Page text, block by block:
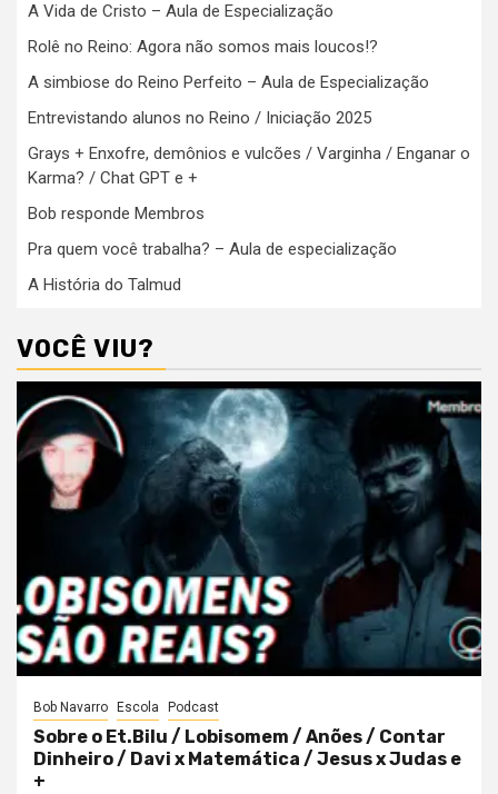
A Vida de Cristo – Aula de Especialização
Rolê no Reino: Agora não somos mais loucos!?
A simbiose do Reino Perfeito – Aula de Especialização
Entrevistando alunos no Reino / Iniciação 2025
Grays + Enxofre, demônios e vulcões / Varginha / Enganar o
Karma? / Chat GPT e +
Bob responde Membros
Pra quem você trabalha? – Aula de especialização
A História do Talmud
VOCÊ VIU?
Bob Navarro Escola Podcast
Sobre o Et.Bilu / Lobisomem / Anões / Contar
Dinheiro / Davi x Matemática / Jesus x Judas e
+